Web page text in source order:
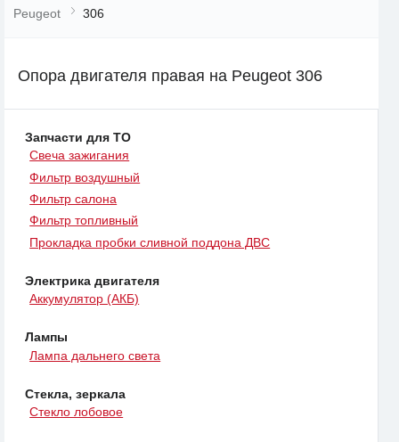
Peugeot
306
Опора двигателя правая на Peugeot 306
Запчасти для ТО
Свеча зажигания
Фильтр воздушный
Фильтр салона
Фильтр топливный
Прокладка пробки сливной поддона ДВС
Электрика двигателя
Аккумулятор (АКБ)
Лампы
Лампа дальнего света
Стекла, зеркала
Стекло лобовое